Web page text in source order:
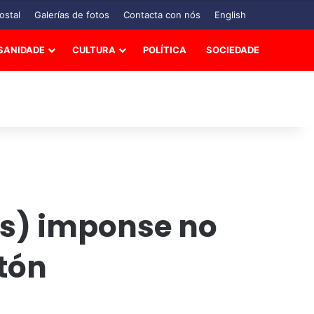
Galerías de fotos Contacta con nós English
CULTURA POLÍTICA SOCIEDADE
imponse no